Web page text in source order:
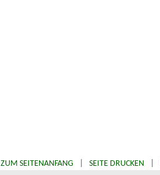
ZUM SEITENANFANG SEITE DRUCKEN